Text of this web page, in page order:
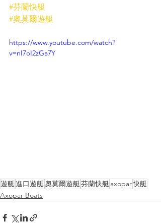
#芬蘭快艇
#奧莫爾遊艇
https://www.youtube.com/watch?
v=nI7oI2zGa7Y
遊艇進口遊艇奧莫爾遊艇芬蘭快艇 axopar快艇
Axopar Boats